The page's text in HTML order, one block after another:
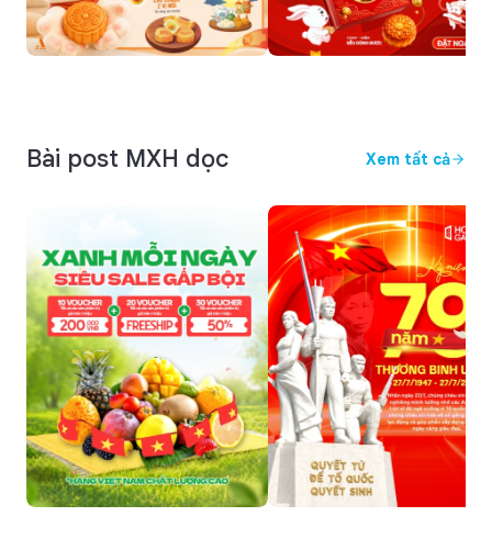
Bài post MXH dọc Xem tất cả